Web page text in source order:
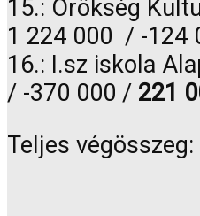
15.: Örökség
1 224 000 / -124
16.: I.sz iskola
/ -370 000 / 221
Teljes